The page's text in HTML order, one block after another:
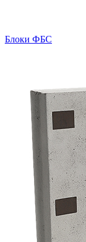
Блоки ФБС